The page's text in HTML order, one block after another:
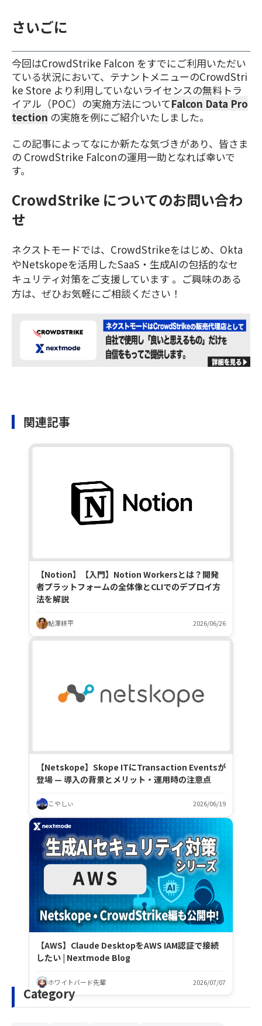
さいごに
今回はCrowdStrike Falcon をすでにご利用いただい
ている状況において、テナントメニューのCrowdStri
ke Store より利用していないライセンスの無料トラ
イアル（POC）の実施方法についてFalcon Data Pro
tection の実施を例にご紹介いたしました。
この記事によってなにか新たな気づきがあり、皆さま
の CrowdStrike Falconの運用一助となれば幸いで
す。
CrowdStrike についてのお問い合わ
せ
ネクストモードでは、CrowdStrikeをはじめ、Okta
やNetskopeを活用したSaaS・生成AIの包括的なセ
キュリティ対策をご支援しています 。ご興味のある
方は、ぜひお気軽にご相談ください！
関連記事
【Notion】【入門】Notion Workersとは？開発
者プラットフォームの全体像とCLIでのデプロイ方
法を解説
鮎澤耕平 2026/06/26
【Netskope】Skope ITにTransaction Eventsが
登場 — 導入の背景とメリット・運用時の注意点
こやしぃ 2026/06/19
【AWS】Claude DesktopをAWS IAM認証で接続
したい | Nextmode Blog
ホワイトバード先輩 2026/07/07
Category